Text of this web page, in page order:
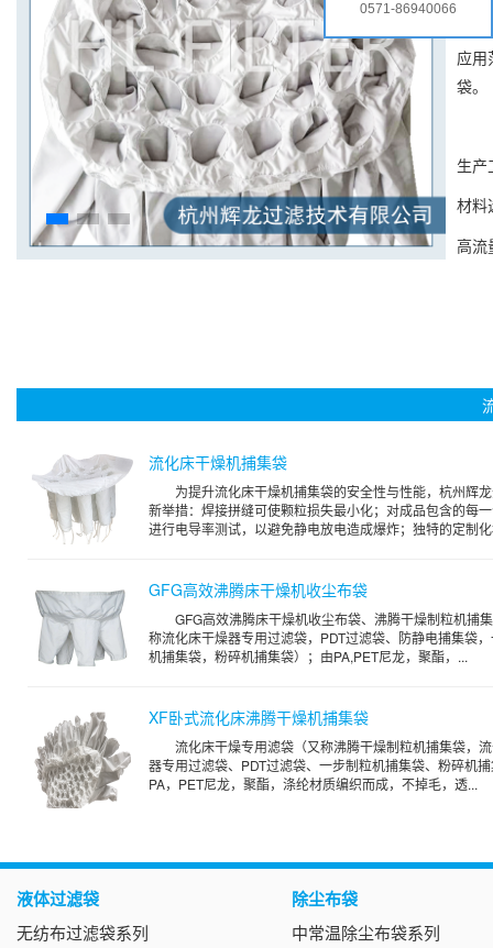
应用
袋。
生产
材料
高流
流化床干燥机捕集袋
为提升流化床干燥机捕集袋的安全性与性能，杭州辉
新举措：焊接拼缝可使颗粒损失最小化；对成品包含的每
进行电导率测试，以避免静电放电造成爆炸；独特的定制
GFG高效沸腾床干燥机收尘布袋
GFG高效沸腾床干燥机收尘布袋、沸腾干燥制粒机捕
称流化床干燥器专用过滤袋，PDT过滤袋、防静电捕集袋
机捕集袋，粉碎机捕集袋）；由PA,PET尼龙，聚酯，...
XF卧式流化床沸腾干燥机捕集袋
流化床干燥专用滤袋（又称沸腾干燥制粒机捕集袋，
器专用过滤袋、PDT过滤袋、一步制粒机捕集袋、粉碎机
PA，PET尼龙，聚酯，涤纶材质编织而成，不掉毛，透...
液体过滤袋
无纺布过滤袋系列
除尘布袋
中常温除尘布袋系列
0571-86940066